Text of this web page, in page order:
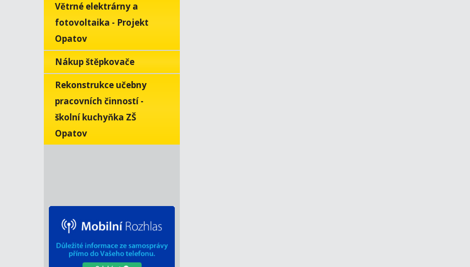
Větrné elektrárny a
fotovoltaika - Projekt
Opatov
Nákup štěpkovače
Rekonstrukce učebny
pracovních činností -
školní kuchyňka ZŠ
Opatov